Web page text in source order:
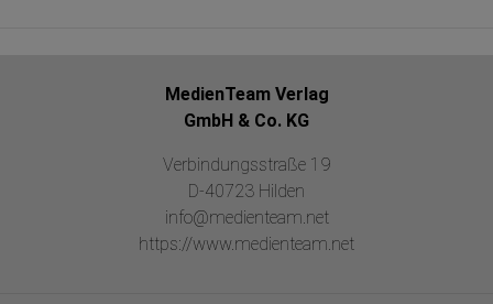
MedienTeam Verlag
GmbH & Co. KG
Verbindungsstraße 19
D-40723 Hilden
info@medienteam.net
https://www.medienteam.net